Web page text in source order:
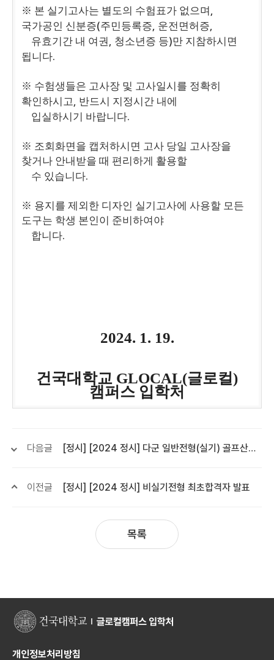
※ 본 실기고사는 별도의 수험표가 없으며 ,
국가공인 신분증(주민등록증, 운전면허증,
유효기간 내 여권 , 청소년증 등)만 지참하시면
됩니다.
※ 수험생들은 고사장 및 고사일시를 정확히
확인하시고, 반드시 지정시간 내에
입실하시기 바랍니다.
※ 조회화면을 캡처하시면 고사 당일 고사장을
찾거나 안내받을 때 편리하게 활용할
수 있습니다.
※ 용지를 제외한 디자인 실기고사에 사용할 모든
도구는 학생 본인이 준비하여야
합니다.
2024. 1. 19.
건국대학교 GLOCAL(글로컬)
캠퍼스 입학처
다음글 [정시] [2024 정시] 다군 일반전형(실기) 골프산업학과 지원자 연습장 개방 안내
이전글 [정시] [2024 정시] 비실기전형 최초합격자 발표
목록
개인정보처리방침